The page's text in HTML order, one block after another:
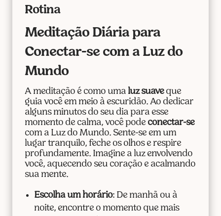
Rotina
Meditação Diária para
Conectar-se com a Luz do
Mundo
A meditação é como uma luz suaveque
guia você em meio à escuridão. Ao dedicar
alguns minutos do seu dia para esse
momento de calma, você pode conectar-se
com a Luz do Mundo. Sente-se em um
lugar tranquilo, feche os olhos e respire
profundamente. Imagine a luz envolvendo
você, aquecendo seu coração e acalmando
sua mente.
Escolha um horário: De manhã ou à
noite, encontre o momento que mais